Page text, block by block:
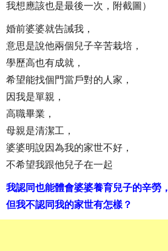
我想應該也是最後一次，附截圖）
婚前婆婆就告誡我，
意思是說他兩個兒子辛苦栽培，
學歷高也有成就，
希望能找個門當戶對的人家，
因我是單親，
高職畢業，
母親是清潔工，
婆婆明說因為我的家世不好，
不希望我跟他兒子在一起
我認同也能體會婆婆養育兒子的辛勞，
但我不認同我的家世有怎樣？